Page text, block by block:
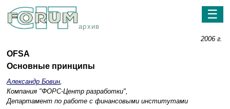
архив
☰
2006 г.
OFSA
Основные принципы
Александр Бовин,
Компания "ФОРС-Центр разработки",
Департамент по работе с финансовыми институтами